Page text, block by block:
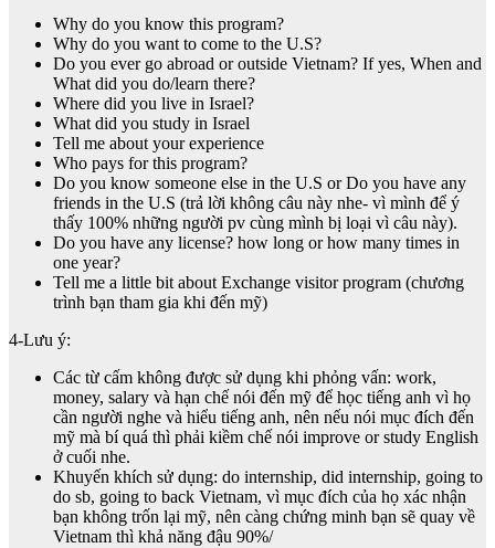
Why do you know this program?
Why do you want to come to the U.S?
Do you ever go abroad or outside Vietnam? If yes, When and
What did you do/learn there?
Where did you live in Israel?
What did you study in Israel
Tell me about your experience
Who pays for this program?
Do you know someone else in the U.S or Do you have any
friends in the U.S (trả lời không câu này nhe- vì mình để ý
thấy 100% những người pv cùng mình bị loại vì câu này).
Do you have any license? how long or how many times in
one year?
Tell me a little bit about Exchange visitor program (chương
trình bạn tham gia khi đến mỹ)
4-Lưu ý:
Các từ cấm không được sử dụng khi phỏng vấn: work,
money, salary và hạn chế nói đến mỹ để học tiếng anh vì họ
cần người nghe và hiểu tiếng anh, nên nếu nói mục đích đến
mỹ mà bí quá thì phải kiềm chế nói improve or study English
ở cuối nhe.
Khuyến khích sử dụng: do internship, did internship, going to
do sb, going to back Vietnam, vì mục đích của họ xác nhận
bạn không trốn lại mỹ, nên càng chứng minh bạn sẽ quay về
Vietnam thì khả năng đậu 90%/